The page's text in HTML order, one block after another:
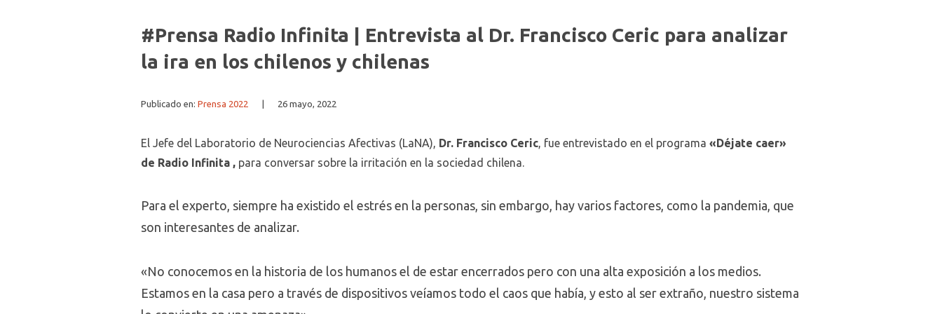
#Prensa Radio Infinita | Entrevista al Dr. Francisco Ceric para analizar
la ira en los chilenos y chilenas
Publicado en: Prensa 2022 26 mayo, 2022
El Jefe del Laboratorio de Neurociencias Afectivas (LaNA), Dr. Francisco Ceric, fue entrevistado en el programa «Déjate caer»
de Radio Infinita , para conversar sobre la irritación en la sociedad chilena.
Para el experto, siempre ha existido el estrés en la personas, sin embargo, hay varios factores, como la pandemia, que
son interesantes de analizar.
«No conocemos en la historia de los humanos el de estar encerrados pero con una alta exposición a los medios.
Estamos en la casa pero a través de dispositivos veíamos todo el caos que había, y esto al ser extraño, nuestro sistema